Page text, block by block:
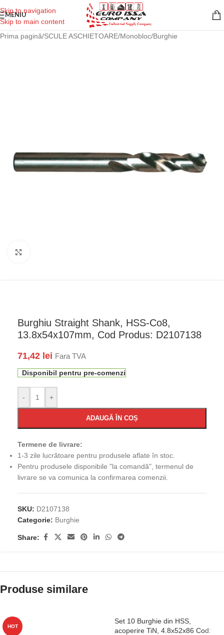
Skip to navigation
Skip to main content
MENIU
Prima pagină/SCULE ASCHIETOARE/Monobloc/Burghie
Burghiu Straight Shank, HSS-Co8,
13.8x54x107mm, Cod Produs: D2107138
71,42 lei Fara TVA
Disponibil pentru pre-comenzi
- +
ADAUGĂ ÎN COȘ
Termene de livrare:
1-3 zile lucrătoare pentru produsele aflate în stoc.
Pentru produsele disponibile "la comandă", termenul de
livrare se va comunica la confirmarea comenzii.
SKU: D2107138
Categorie: Burghie
Share:
Produse similare
HOT
Set 10 Burghie din HSS,
acoperire TiN, 4.8x52x86 Cod: